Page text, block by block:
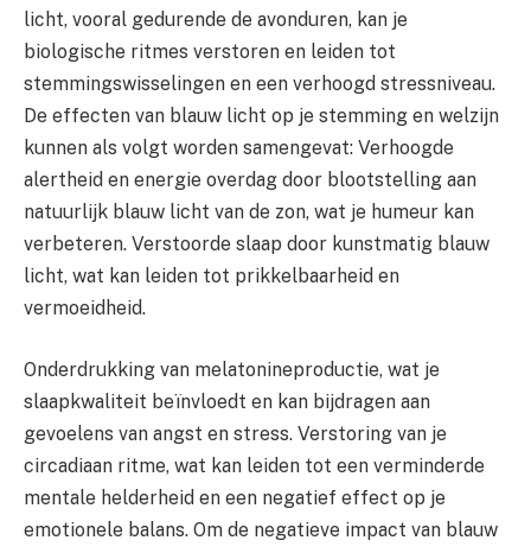
licht, vooral gedurende de avonduren, kan je
biologische ritmes verstoren en leiden tot
stemmingswisselingen en een verhoogd stressniveau.
De effecten van blauw licht op je stemming en welzijn
kunnen als volgt worden samengevat: Verhoogde
alertheid en energie overdag door blootstelling aan
natuurlijk blauw licht van de zon, wat je humeur kan
verbeteren. Verstoorde slaap door kunstmatig blauw
licht, wat kan leiden tot prikkelbaarheid en
vermoeidheid.
Onderdrukking van melatonineproductie, wat je
slaapkwaliteit beïnvloedt en kan bijdragen aan
gevoelens van angst en stress. Verstoring van je
circadiaan ritme, wat kan leiden tot een verminderde
mentale helderheid en een negatief effect op je
emotionele balans. Om de negatieve impact van blauw